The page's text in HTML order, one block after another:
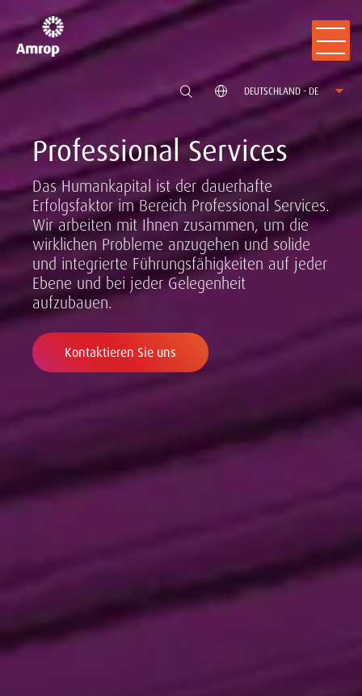
DEUTSCHLAND - DE
Professional Services
Das Humankapital ist der dauerhafte
Erfolgsfaktor im Bereich Professional Services.
Wir arbeiten mit Ihnen zusammen, um die
wirklichen Probleme anzugehen und solide
und integrierte Führungsfähigkeiten auf jeder
Ebene und bei jeder Gelegenheit
aufzubauen.
Kontaktieren Sie uns